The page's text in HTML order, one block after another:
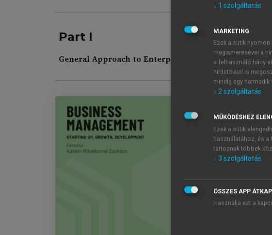
Part I
General Approach to Enterprise and Project
Business
Copyright Page
Foreword
chevron_right
Part II • Aspects
References
↓ 1 szolgáltatás
MARKETING
Ezek a sütik
megismerésével a
a felhasználó hány
hirdetőkkel is
mindig egy
↓ 2 szolgáltatás
MŰKÖDÉSHEZ
Ezek a sütik
használatához, és
tartoznak többek
↓ 3 szolgáltatás
ÖSSZES APP
Használja ezt a